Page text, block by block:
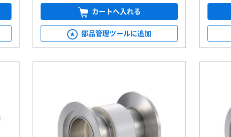
カートへ入れる
部品管理ツールに追加